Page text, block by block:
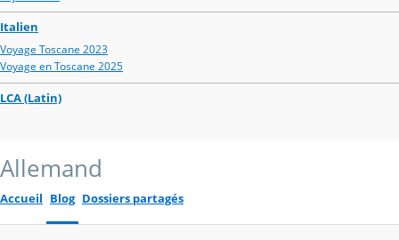
Italien
Voyage Toscane 2023
Voyage en Toscane 2025
LCA (Latin)
Allemand
Accueil Blog Dossiers partagés